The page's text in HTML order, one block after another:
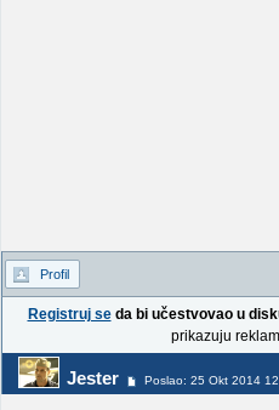
Profil
Registruj seda bi učestvovao u
prikazuju
Jester Poslao: 25 Okt 2014